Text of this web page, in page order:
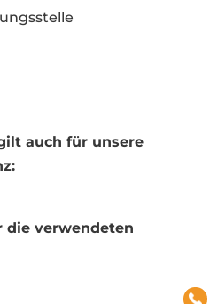
auch für unsere
die verwendeten